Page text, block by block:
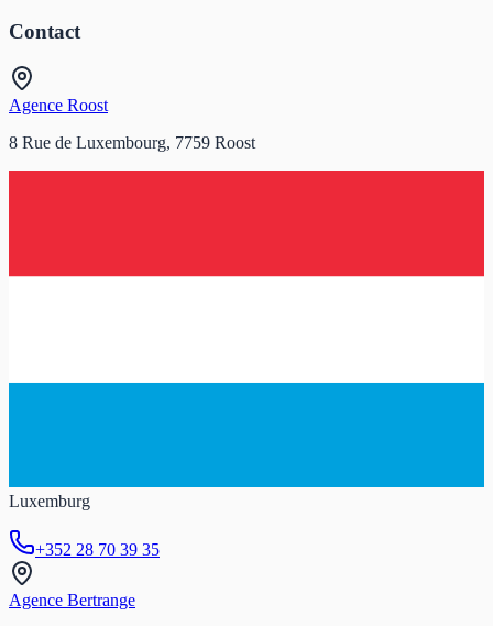
Contact
Agence Roost
8 Rue de Luxembourg, 7759 Roost
Luxemburg
+352 28 70 39 35
Agence Bertrange